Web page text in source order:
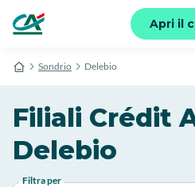
Apri il
Sondrio Delebio
Filiali Crédit
Delebio
Filtra per